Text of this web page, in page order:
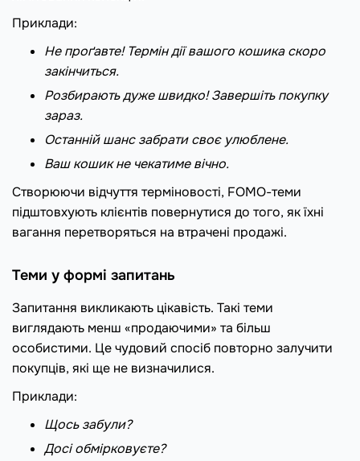
Приклади:
Не проґавте! Термін дії вашого кошика скоро
закінчиться.
Розбирають дуже швидко! Завершіть покупку
зараз.
Останній шанс забрати своє улюблене.
Ваш кошик не чекатиме вічно.
Створюючи відчуття терміновості, FOMO-теми
підштовхують клієнтів повернутися до того, як їхні
вагання перетворяться на втрачені продажі.
Теми у формі запитань
Запитання викликають цікавість. Такі теми
виглядають менш «продаючими» та більш
особистими. Це чудовий спосіб повторно залучити
покупців, які ще не визначилися.
Приклади:
Щось забули?
Досі обмірковуєте?